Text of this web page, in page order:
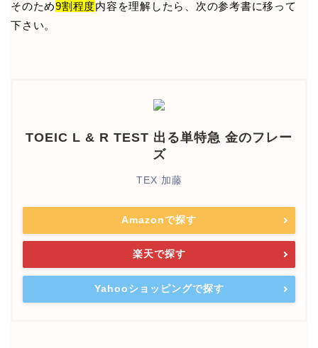
そのため9割程度内容を理解したら、次の参考書に移って
下さい。
TOEIC L & R TEST 出る単特急 金のフレー
ズ
TEX 加藤
Amazonで探す
楽天で探す
Yahooショッピングで探す